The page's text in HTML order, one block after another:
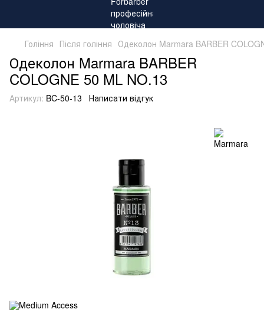
Гоління Після гоління Одеколон Marmara BARBER
Одеколон Marmara BARBER
COLOGNE 50 ML NO.13
Артикул: BC-50-13 Написати відгук